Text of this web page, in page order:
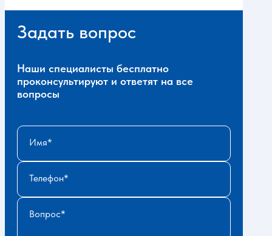
Задать вопрос
Наши специалисты бесплатно
проконсультируют и ответят на все
вопросы
Имя
Телефон
Вопрос